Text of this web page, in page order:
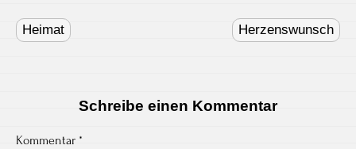
navigation
Heimat Herzenswunsch
Schreibe einen Kommentar
Kommentar *